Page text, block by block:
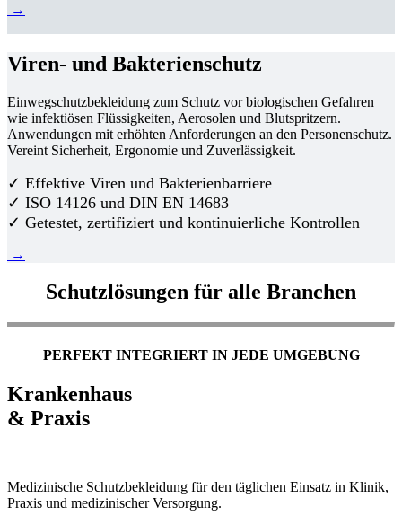
→
Viren- und Bakterienschutz
Einwegschutzbekleidung zum Schutz vor biologischen Gefahren
wie infektiösen Flüssigkeiten, Aerosolen und Blutspritzern.
Anwendungen mit erhöhten Anforderungen an den Personenschutz.
Vereint Sicherheit, Ergonomie und Zuverlässigkeit.
✓ Effektive Viren und Bakterienbarriere
✓ ISO 14126 und DIN EN 14683
✓ Getestet, zertifiziert und kontinuierliche Kontrollen
→
Schutzlösungen für alle Branchen
PERFEKT INTEGRIERT IN JEDE UMGEBUNG
Krankenhaus
& Praxis
Medizinische Schutzbekleidung für den täglichen Einsatz in Klinik,
Praxis und medizinischer Versorgung.